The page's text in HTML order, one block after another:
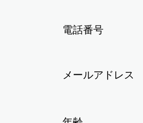
電話番号
メールアドレス